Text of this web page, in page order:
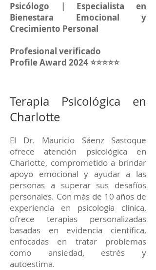
Psicólogo | Especialista en
Bienestara Emocional y
Crecimiento Personal
Profesional verificado
Profile Award 2024 ⭐⭐⭐⭐⭐
Terapia Psicológica en
Charlotte
El Dr. Mauricio Sáenz Sastoque
ofrece atención psicológica en
Charlotte, comprometido a brindar
apoyo emocional y ayudar a las
personas a superar sus desafíos
personales. Con más de 10 años de
experiencia en psicología clínica,
ofrece terapias personalizadas
basadas en evidencia científica,
enfocadas en tratar problemas
como ansiedad, estrés y
autoestima.